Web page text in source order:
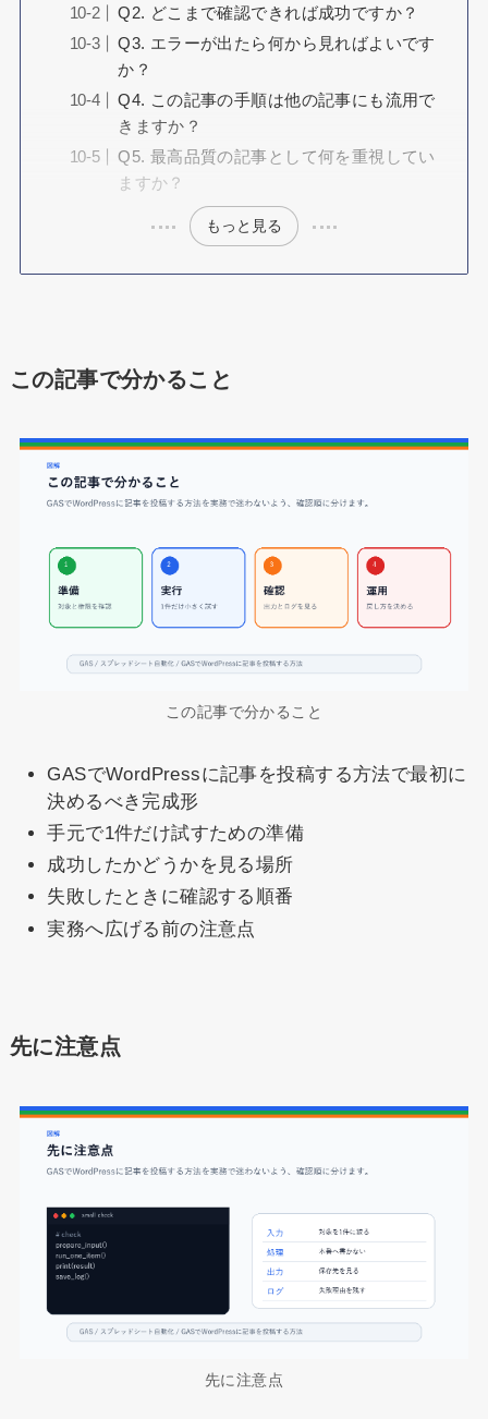
Q2. どこまで確認できれば成功ですか？
Q3. エラーが出たら何から見ればよいです
か？
Q4. この記事の手順は他の記事にも流用で
きますか？
Q5. 最高品質の記事として何を重視してい
ますか？
もっと見る
この記事で分かること
この記事で分かること
GASでWordPressに記事を投稿する方法で最初に
決めるべき完成形
手元で1件だけ試すための準備
成功したかどうかを見る場所
失敗したときに確認する順番
実務へ広げる前の注意点
先に注意点
先に注意点